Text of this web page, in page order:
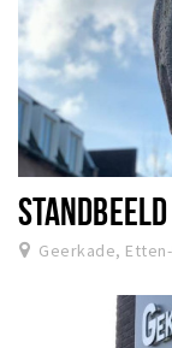
Geerkade,